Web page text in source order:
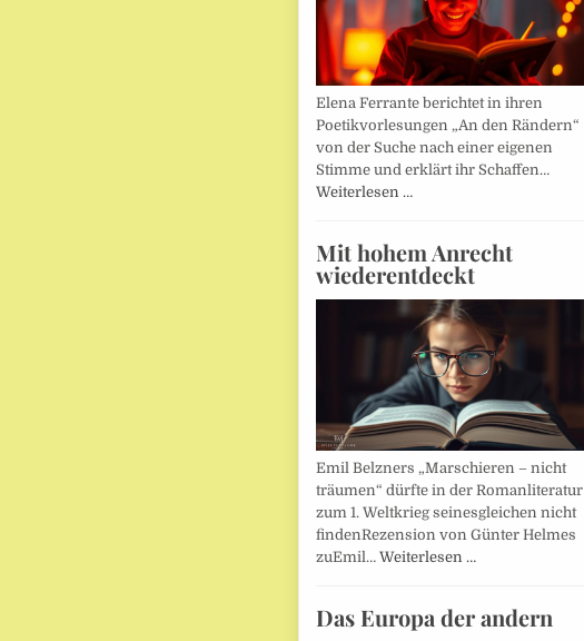
Elena Ferrante berichtet in ihren
Poetikvorlesungen „An den Rändern“
von der Suche nach einer eigenen
Stimme und erklärt ihr Schaffen…
Weiterlesen …
Mit hohem Anrecht
wiederentdeckt
Emil Belzners „Marschieren – nicht
träumen“ dürfte in der Romanliteratur
zum 1. Weltkrieg seinesgleichen nicht
findenRezension von Günter Helmes
zuEmil… Weiterlesen …
Das Europa der andern